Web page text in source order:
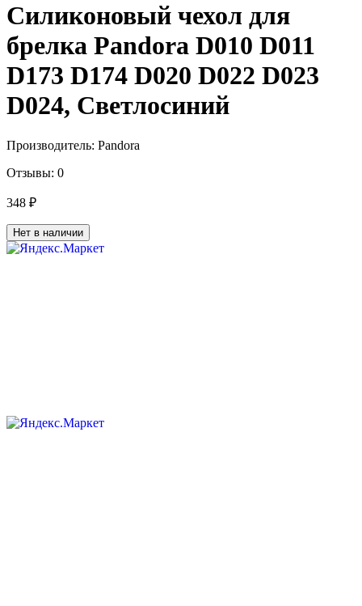
Силиконовый чехол для
брелка Pandora D010 D011
D173 D174 D020 D022 D023
D024, Светлосиний
Производитель: Pandora
Отзывы: 0
348 ₽
Нет в наличии